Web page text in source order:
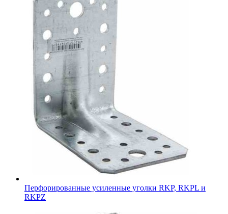
Перфорированные усиленные уголки RKP, RKPL и
RKPZ